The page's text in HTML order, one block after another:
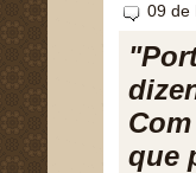
09 de
que